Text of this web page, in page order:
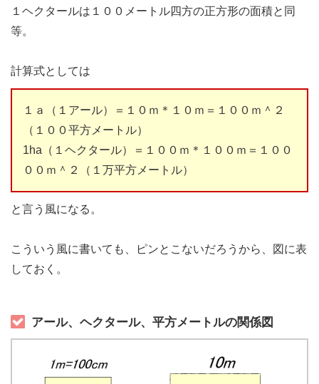
１ヘクタールは１００メートル四方の正方形の面積と同
等。
計算式としては
１ａ（１アール）＝１０ｍ＊１０ｍ＝１００ｍ＾２
（１００平方メートル）
1ha（１ヘクタール）＝１００ｍ＊１００ｍ＝１００
００ｍ＾２（１万平方メートル）
と言う風になる。
こういう風に書いても、ピンとこないだろうから、図に表
しておく。
アール、ヘクタール、平方メートルの関係図